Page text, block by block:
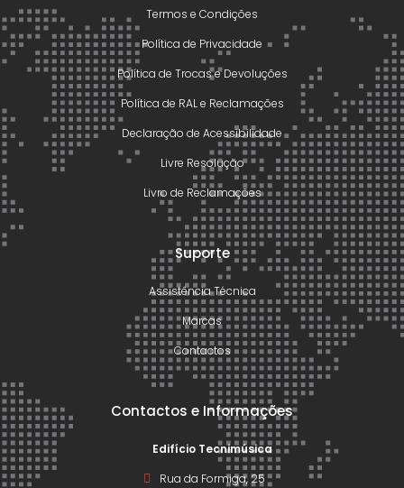
Termos e Condições
Política de Privacidade
Política de Trocas e Devoluções
Política de RAL e Reclamações
Declaração de Acessibilidade
Livre Resolução
Livro de Reclamações
Suporte
Assistência Técnica
Marcas
Contactos
Contactos e Informações
Edifício Tecnimúsica
Rua da Formiga, 25